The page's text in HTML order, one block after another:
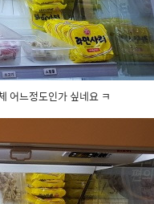
어느정도인가 싶네요 ㅋ